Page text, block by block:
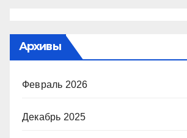
Архивы
Февраль 2026
Декабрь 2025